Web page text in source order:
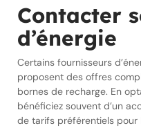
Contacter
d’énergie
Certains fournisseurs
proposent des offres
bornes de recharge. En
bénéficiez souvent d’un
de tarifs préférentiels pour